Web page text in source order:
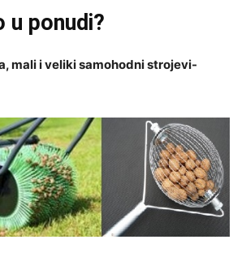
u ponudi?
mali i veliki samohodni strojevi-